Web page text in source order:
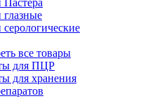
все товары
для ПЦР
для хранения